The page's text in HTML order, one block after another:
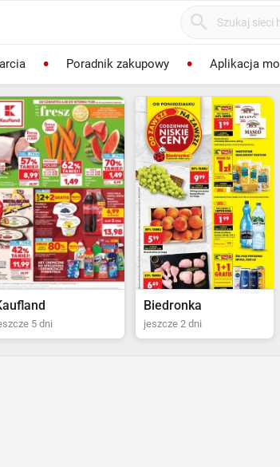
Poradnik zakupowy Aplikacja
2 dni
POLOmarket
jeszcze 5 dni